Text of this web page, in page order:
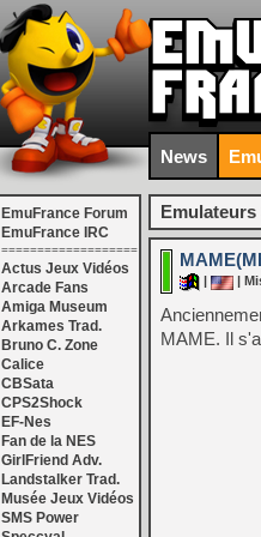
News
EmuFrance Forum
EmuFrance IRC
===================
Actus Jeux Vidéos
Arcade Fans
Amiga Museum
Arkames Trad.
Bruno C. Zone
Calice
CBSata
CPS2Shock
EF-Nes
Fan de la NES
GirlFriend Adv.
Landstalker Trad.
Musée Jeux Vidéos
SMS Power
Emulateurs
|
MAME. Il